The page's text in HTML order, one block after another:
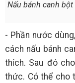
Nấu bánh canh
- Phần nước
cách nấu bánh
thích. Sau đó
thức. Có thể cho